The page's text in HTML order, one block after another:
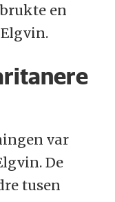
en
var
De
tusen